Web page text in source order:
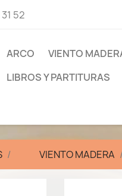
52
ARCO
VIENTO
LIBROS Y PARTITURAS
VIENTO MADERA